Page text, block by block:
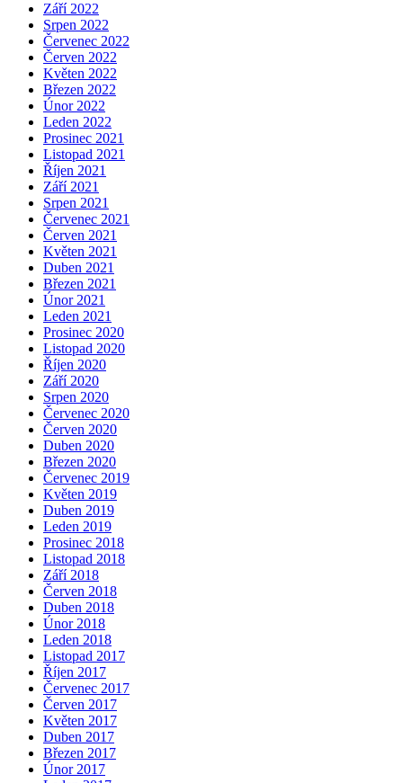
Září 2022
Srpen 2022
Červenec 2022
Červen 2022
Květen 2022
Březen 2022
Únor 2022
Leden 2022
Prosinec 2021
Listopad 2021
Říjen 2021
Září 2021
Srpen 2021
Červenec 2021
Červen 2021
Květen 2021
Duben 2021
Březen 2021
Únor 2021
Leden 2021
Prosinec 2020
Listopad 2020
Říjen 2020
Září 2020
Srpen 2020
Červenec 2020
Červen 2020
Duben 2020
Březen 2020
Červenec 2019
Květen 2019
Duben 2019
Leden 2019
Prosinec 2018
Listopad 2018
Září 2018
Červen 2018
Duben 2018
Únor 2018
Leden 2018
Listopad 2017
Říjen 2017
Červenec 2017
Červen 2017
Květen 2017
Duben 2017
Březen 2017
Únor 2017